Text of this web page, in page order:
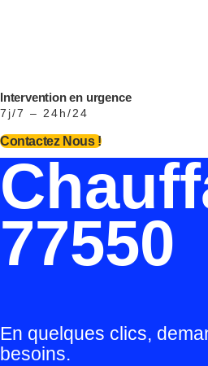
Intervention en urgence
7j/7 – 24h/24
Contactez Nous !
77550
En quelques clics,
besoins.